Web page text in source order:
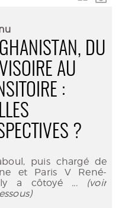
mail
DU
AU
:
?
puis chargé de
et Paris V René-
a côtoyé ... (voir